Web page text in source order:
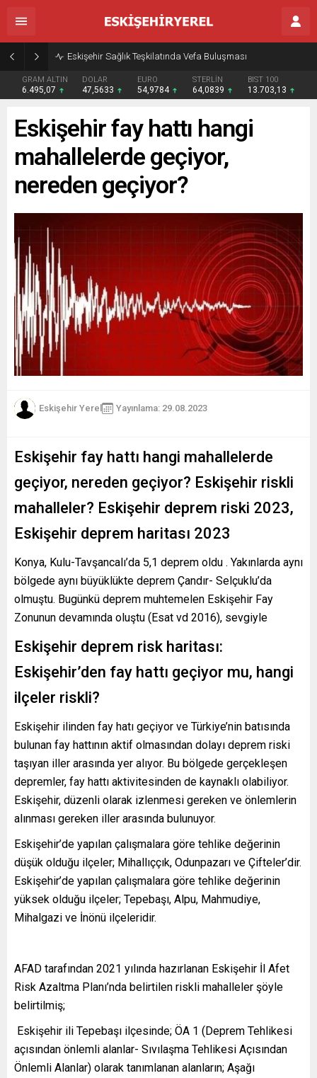
Eskişehir Sağlık Teşkilatında Vefa Buluşması
GRAM ALTIN
6.495,07
DOLAR
47,5633
EURO
54,9784
STERLİN
64,0839
BIST 100
13.703,13
Eskişehir fay hattı hangi
mahallelerde geçiyor,
nereden geçiyor?
Eskişehir Yerel Yayınlama: 29.08.2023
Eskişehir fay hattı hangi mahallelerde
geçiyor, nereden geçiyor? Eskişehir riskli
mahalleler? Eskişehir deprem riski 2023,
Eskişehir deprem haritası 2023
Konya, Kulu-Tavşancalı’da 5,1 deprem oldu . Yakınlarda aynı
bölgede aynı büyüklükte deprem Çandır- Selçuklu’da
olmuştu. Bugünkü deprem muhtemelen Eskişehir Fay
Zonunun devamında oluştu (Esat vd 2016), sevgiyle
Eskişehir deprem risk haritası:
Eskişehir’den fay hattı geçiyor mu, hangi
ilçeler riskli?
Eskişehir ilinden fay hatı geçiyor ve Türkiye’nin batısında
bulunan fay hattının aktif olmasından dolayı deprem riski
taşıyan iller arasında yer alıyor. Bu bölgede gerçekleşen
depremler, fay hattı aktivitesinden de kaynaklı olabiliyor.
Eskişehir, düzenli olarak izlenmesi gereken ve önlemlerin
alınması gereken iller arasında bulunuyor.
Eskişehir’de yapılan çalışmalara göre tehlike değerinin
düşük olduğu ilçeler; Mihallıççık, Odunpazarı ve Çifteler’dir.
Eskişehir’de yapılan çalışmalara göre tehlike değerinin
yüksek olduğu ilçeler; Tepebaşı, Alpu, Mahmudiye,
Mihalgazi ve İnönü ilçeleridir.
AFAD tarafından 2021 yılında hazırlanan Eskişehir İl Afet
Risk Azaltma Planı’nda belirtilen riskli mahalleler şöyle
belirtilmiş;
Eskişehir ili Tepebaşı ilçesinde; ÖA 1 (Deprem Tehlikesi
açısından önlemli alanlar- Sıvılaşma Tehlikesi Açısından
Önlemli Alanlar) olarak tanımlanan alanların; Aşağı